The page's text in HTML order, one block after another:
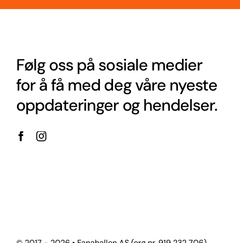
Følg oss på sosiale medier
for å få med deg våre nyeste
oppdateringer og hendelser.